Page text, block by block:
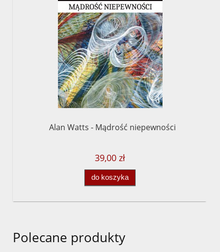
Alan Watts - Mądrość niepewności
39,00 zł
do koszyka
Polecane produkty